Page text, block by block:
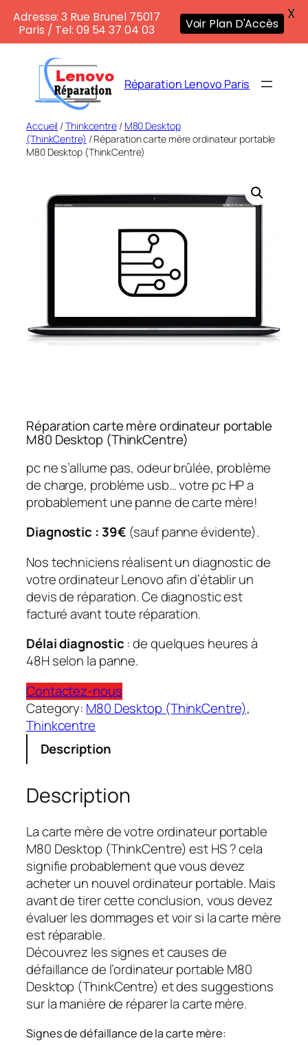
contenu
Réparation Lenovo Paris
Accueil /Thinkcentre/ M80 Desktop
(ThinkCentre) / Réparation carte mère ordinateur portable
M80 Desktop (ThinkCentre)
Réparation carte mère ordinateur portable
M80 Desktop (ThinkCentre)
pc ne s’allume pas, odeur brûlée, problème
de charge, problème usb… votre pc HP a
probablement une panne de carte mère!
Diagnostic : 39€ (sauf panne évidente).
Nos techniciens réalisent un diagnostic de
votre ordinateur Lenovo afin d’établir un
devis de réparation. Ce diagnostic est
facturé avant toute réparation.
Délai diagnostic : de quelques heures à
48H selon la panne.
Contactez-nous
Category: M80 Desktop (ThinkCentre)
Thinkcentre
Description
Description
La carte mère de votre ordinateur portable
M80 Desktop (ThinkCentre) est HS ? cela
signifie probablement que vous devez
acheter un nouvel ordinateur portable. Mais
avant de tirer cette conclusion, vous devez
évaluer les dommages et voir si la carte mère
est réparable.
Découvrez les signes et causes de
défaillance de l’ordinateur portable M80
Desktop (ThinkCentre) et des suggestions
sur la manière de réparer la carte mère.
Signes de défaillance de la carte mère:
Adresse: 3 Rue Brunel 75017
Paris / Tel: 09 54 37 04 03
Voir Plan D'Accès
X